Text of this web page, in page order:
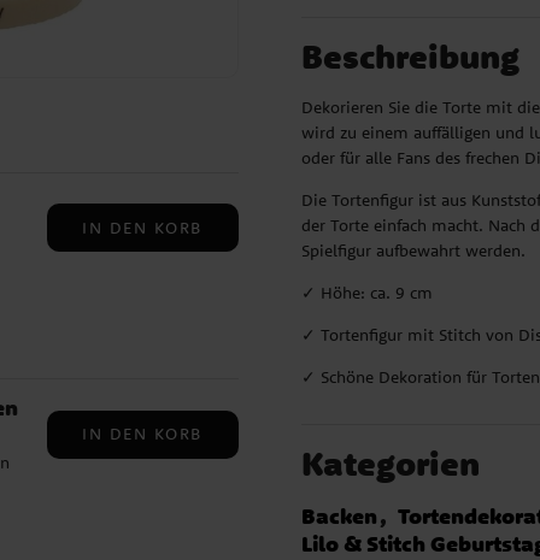
IN DEN KORB
IN DEN KORB
Beschreibung
Dekorieren Sie die Torte mit
wird zu einem auffälligen und
oder für alle Fans des frechen
Die Tortenfigur ist aus
der Torte einfach macht. Nach
Spielfigur aufbewahrt werden.
✓ Höhe: ca. 9 cm
✓ Tortenfigur mit Stitch von
✓ Schöne Dekoration für
Kategorien
Backen
Lilo & Stitch